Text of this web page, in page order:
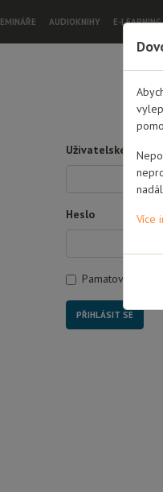
AUDIOKNIHY E-LEARNING
Uživatelské jméno
Heslo
Pamatovat si mě
Více